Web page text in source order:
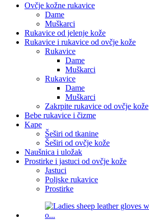
Ovčje kožne rukavice
Dame
Muškarci
Rukavice od jelenje kože
Rukavice i rukavice od ovčje kože
Rukavice
Dame
Muškarci
Rukavice
Dame
Muškarci
Zakrpite rukavice od ovčje kože
Bebe rukavice i čizme
Kape
Šeširi od tkanine
Šeširi od ovčje kože
Naušnica i uložak
Prostirke i jastuci od ovčje kože
Jastuci
Poljske rukavice
Prostirke